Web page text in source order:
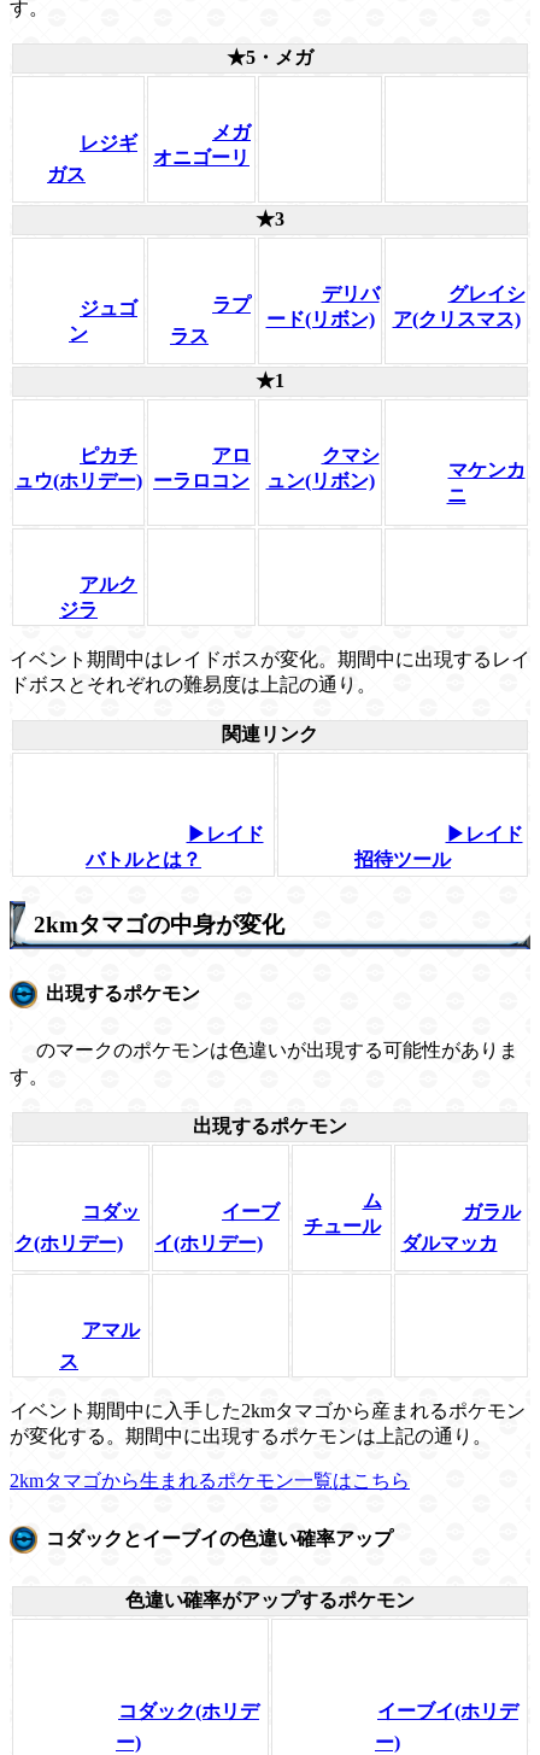
す。
★5・メガ
レジギ
ガス
メガ
オニゴーリ
★3
ジュゴ
ン
ラプ
ラス
デリバ
ード(リボン)
グレイシ
ア(クリスマス)
★1
ピカチ
ュウ(ホリデー)
アロ
ーラロコン
クマシ
ュン(リボン)
マケンカ
ニ
アルク
ジラ
イベント期間中はレイドボスが変化。期間中に出現するレイ
ドボスとそれぞれの難易度は上記の通り。
関連リンク
▶レイド
バトルとは？
▶レイド
招待ツール
2kmタマゴの中身が変化
出現するポケモン
のマークのポケモンは色違いが出現する可能性がありま
す。
出現するポケモン
コダッ
ク(ホリデー)
イーブ
イ(ホリデー)
ム
チュール
ガラル
ダルマッカ
アマル
ス
イベント期間中に入手した2kmタマゴから産まれるポケモン
が変化する。期間中に出現するポケモンは上記の通り。
2kmタマゴから生まれるポケモン一覧はこちら
コダックとイーブイの色違い確率アップ
色違い確率がアップするポケモン
コダック(ホリデ
ー)
イーブイ(ホリデ
ー)